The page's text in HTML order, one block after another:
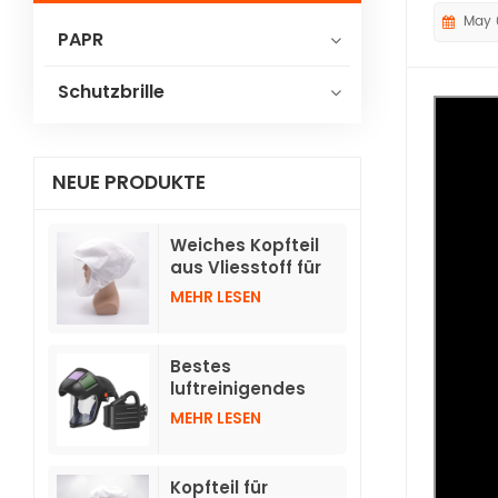
PAPR
Schutzbrille
NEUE PRODUKTE
Weiches Kopfteil
aus Vliesstoff für
Gebläse-
MEHR LESEN
Bestes
luftreinigendes
Atemschutzgerät
automatisch
MEHR LESEN
Kopfteil für
May